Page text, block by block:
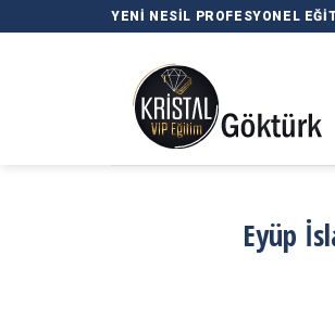
to
YENI NESIL PROFESYONEL
Eyüp